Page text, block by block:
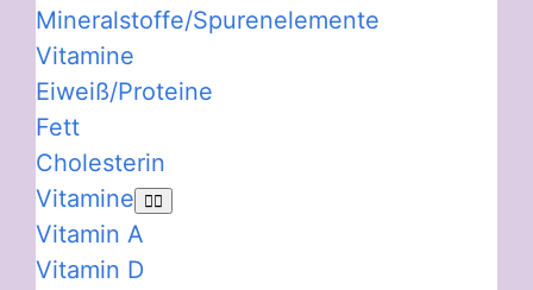
Mineralstoffe/Spurenelemente
Vitamine
Eiweiß/Proteine
Fett
Cholesterin
Vitamine
Vitamin A
Vitamin D